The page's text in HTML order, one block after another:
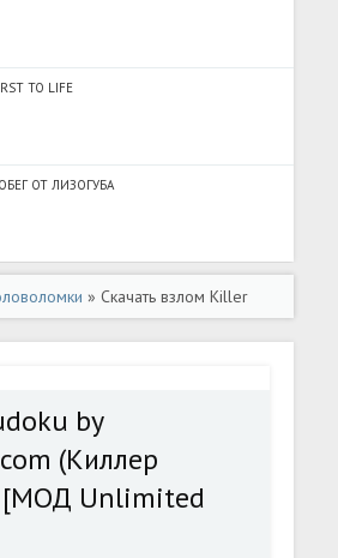
TO LIFE
ОТ ЛИЗОГУБА
» Скачать взлом Killer
(Киллер Судоку) [МОД Unlimited
by
(Киллер
[МОД Unlimited